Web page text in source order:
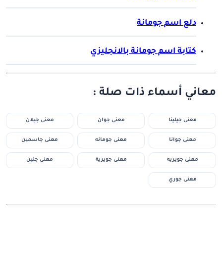
دلع اسم جومانة
كتابة اسم جومانة بالانجليزي
معاني أسماء ذات صلة :
معنى جيلينا معنى جوان معنى جيلان
معنى جوانا معنى جومانه معنى جاسمين
معنى جويريه معنى جويرية معنى جنين
معنى جوري